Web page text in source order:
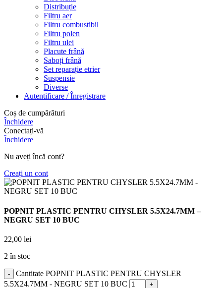
Distribuție
Filtru aer
Filtru combustibil
Filtru polen
Filtru ulei
Placute frână
Saboți frână
Set reparație etrier
Suspensie
Diverse
Autentificare / Înregistrare
Coș de cumpărături
Închidere
Conectați-vă
Închidere
Nu aveți încă cont?
Creați un cont
POPNIT PLASTIC PENTRU CHYSLER 5.5X24.7MM –
NEGRU SET 10 BUC
22,00 lei
2 în stoc
Cantitate POPNIT PLASTIC PENTRU CHYSLER
5.5X24.7MM - NEGRU SET 10 BUC